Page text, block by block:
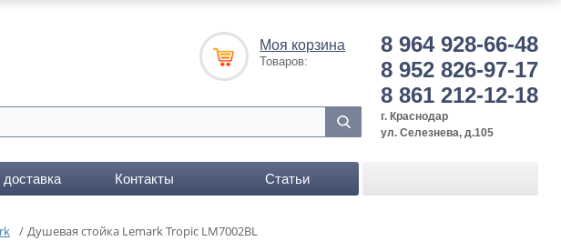
8 964 928-66-48
8 952 826-97-17
8 861 212-12-18
г. Краснодар
ул. Селезнева, д.105
Моя корзина
Товаров:
Контакты Статьи
/ Душевая стойка Lemark Tropic LM7002BL